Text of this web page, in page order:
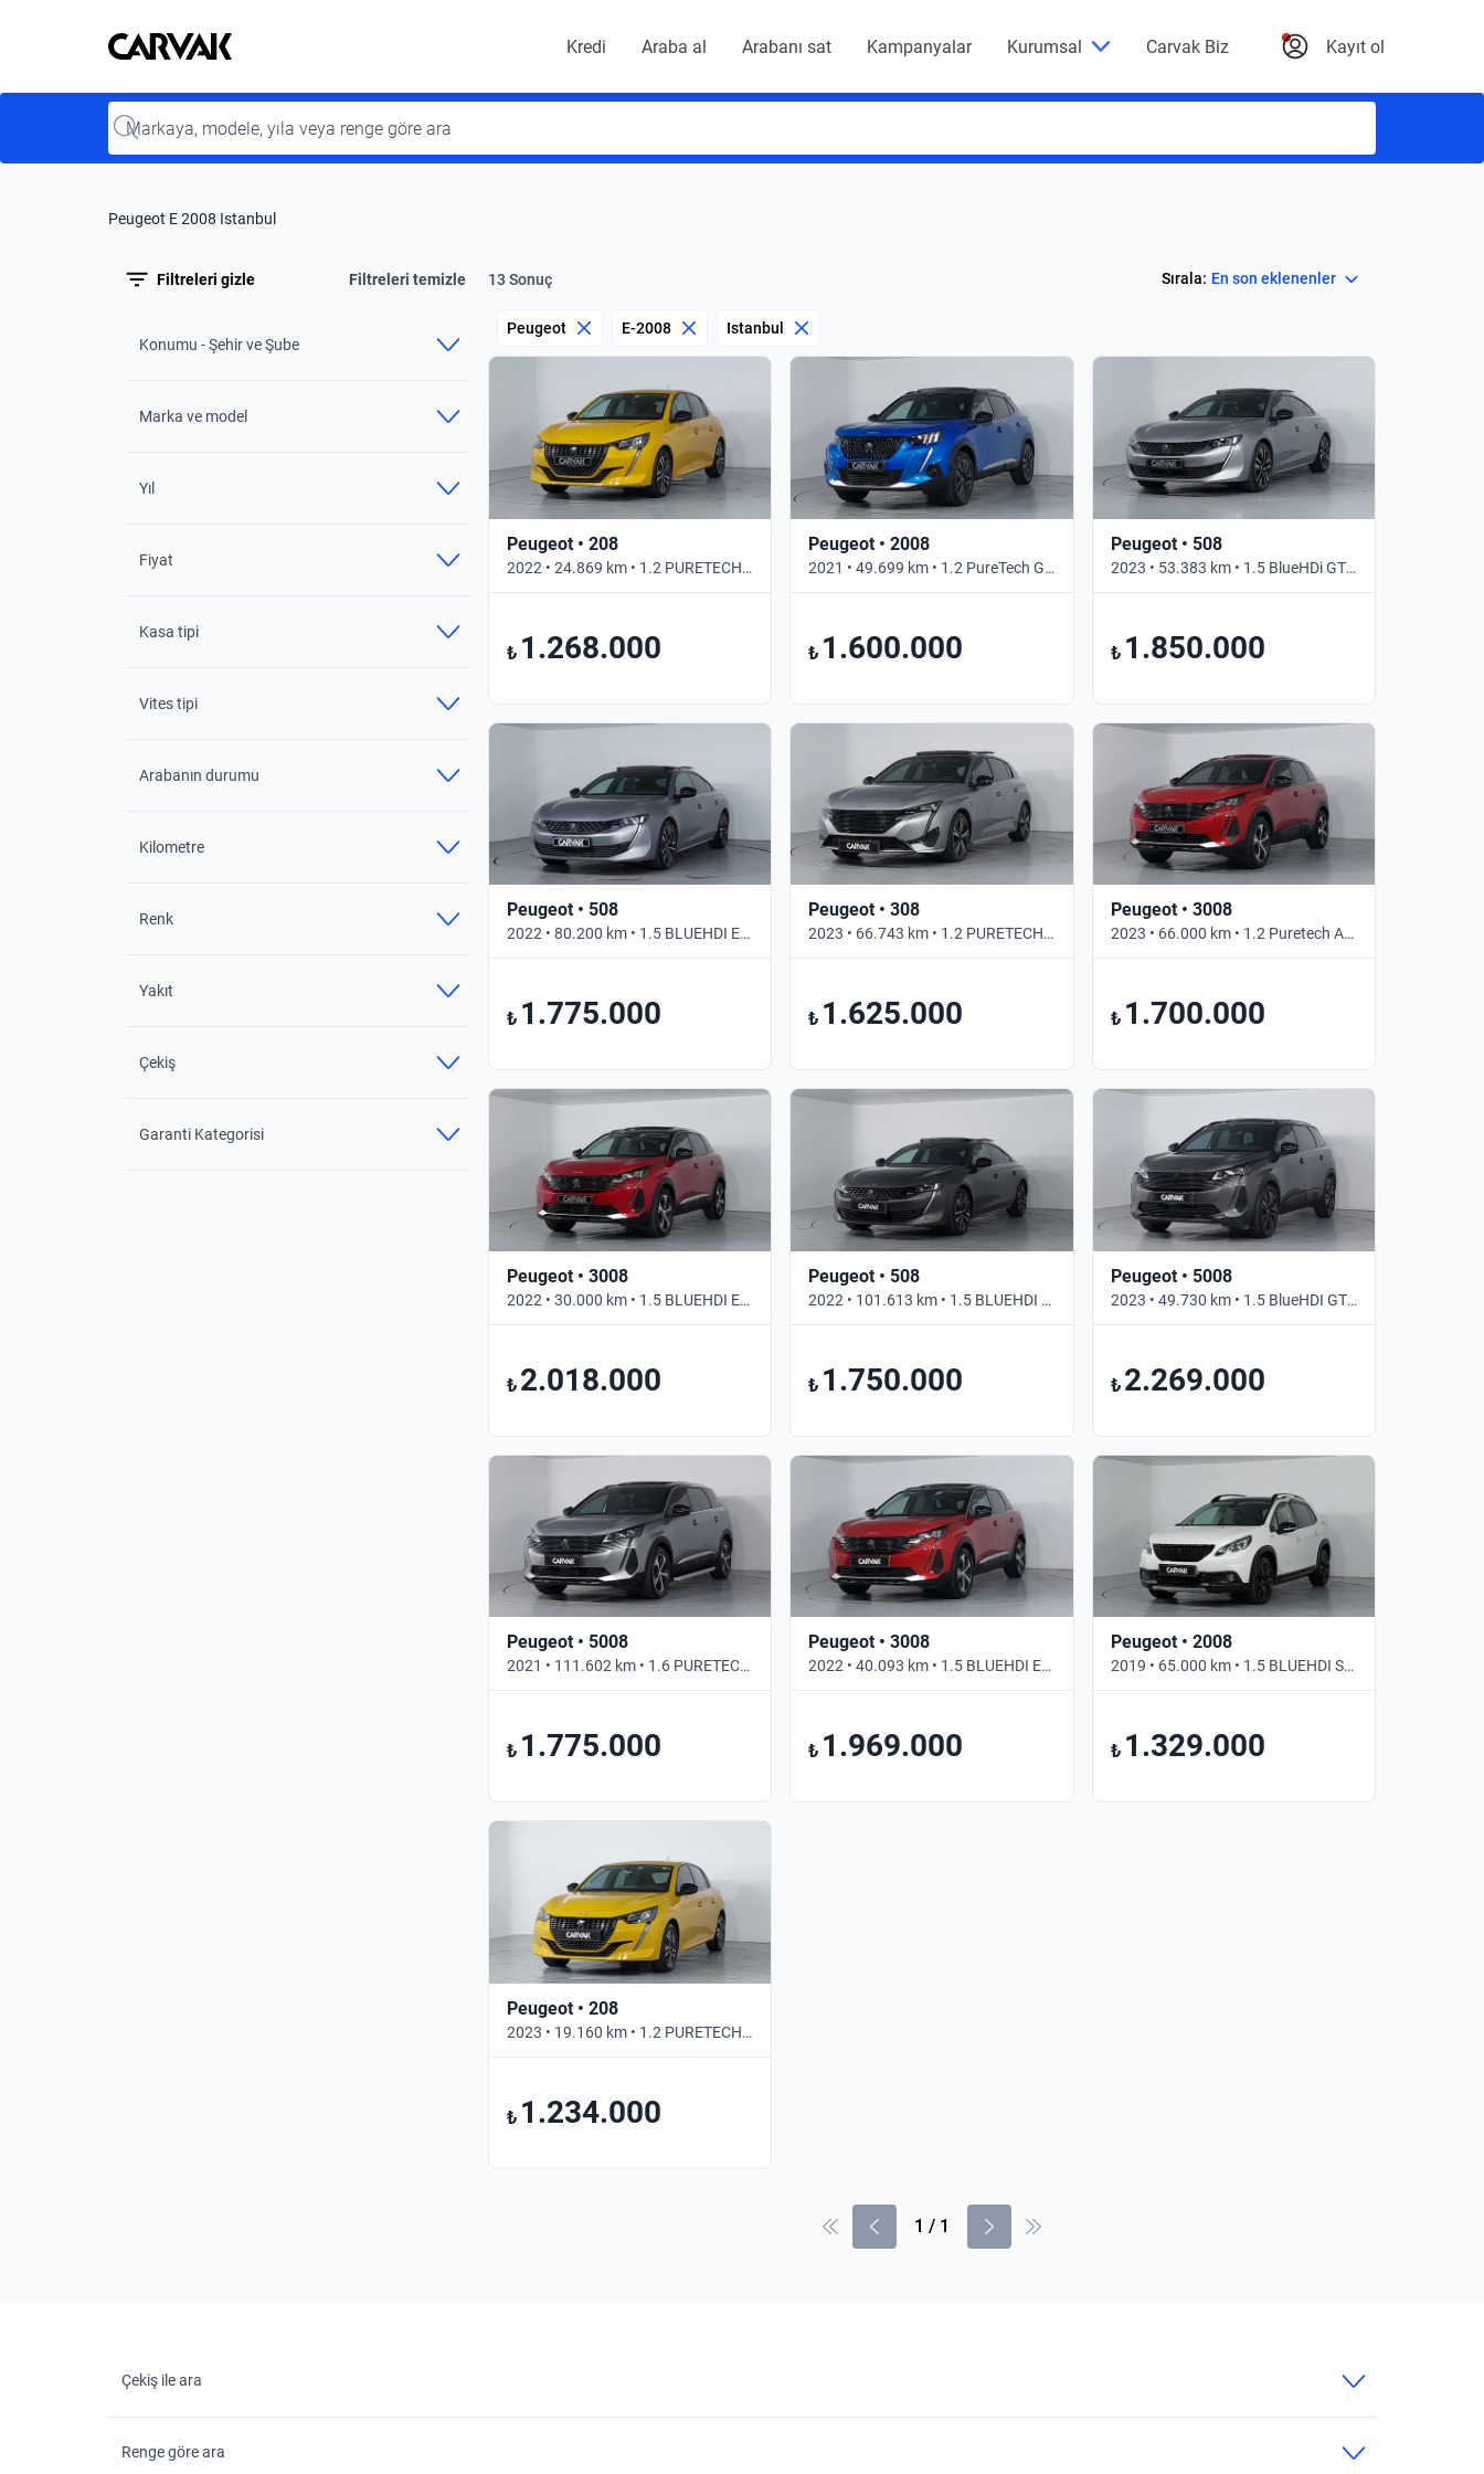
Kavak
Kavak Kredi Araba al Arabanı sat Kampanyalar Kurumsal Carvak Biz Kayıt ol
Input
Peugeot E 2008 Istanbul
Filtreleri gizle Filtreleri temizle 13 Sonuç Sırala: En son eklenenler
Konumu - Şehir ve Şube
Marka ve model
Yıl
Fiyat
Kasa tipi
Vites tipi
Arabanın durumu
Kilometre
Renk
Yakıt
Çekiş
Garanti Kategorisi
Peugeot E-2008 Istanbul
Peugeot • 208
2022 • 24.869 km • 1.2 PURETECH ALLURE SELECTION • Otomatik
₺ 1.268.000
Peugeot • 2008
2021 • 49.699 km • 1.2 PureTech GT • Otomatik
₺ 1.600.000
Peugeot • 508
2023 • 53.383 km • 1.5 BlueHDi GT • Otomatik
₺ 1.850.000
Peugeot • 508
2022 • 80.200 km • 1.5 BLUEHDI EAT8 GT SELECTION • Otomatik
₺ 1.775.000
Peugeot • 308
2023 • 66.743 km • 1.2 PURETECH GT • Otomatik
₺ 1.625.000
Peugeot • 3008
2023 • 66.000 km • 1.2 Puretech Active Prime • Otomatik
₺ 1.700.000
Peugeot • 3008
2022 • 30.000 km • 1.5 BLUEHDI EAT8 ALLURE • Otomatik
₺ 2.018.000
Peugeot • 508
2022 • 101.613 km • 1.5 BLUEHDI EAT8 GT SELECTION • Otomatik
₺ 1.750.000
Peugeot • 5008
2023 • 49.730 km • 1.5 BlueHDI GT • Otomatik
₺ 2.269.000
Peugeot • 5008
2021 • 111.602 km • 1.6 PURETECH EAT8 GT • Otomatik
₺ 1.775.000
Peugeot • 3008
2022 • 40.093 km • 1.5 BLUEHDI EAT8 ALLURE • Otomatik
₺ 1.969.000
Peugeot • 2008
2019 • 65.000 km • 1.5 BLUEHDI SS EAT6 GT LINE • Otomatik
₺ 1.329.000
Peugeot • 208
2023 • 19.160 km • 1.2 PURETECH ALLURE SELECTION • Otomatik
₺ 1.234.000
1 / 1
Çekiş ile ara
Renge göre ara